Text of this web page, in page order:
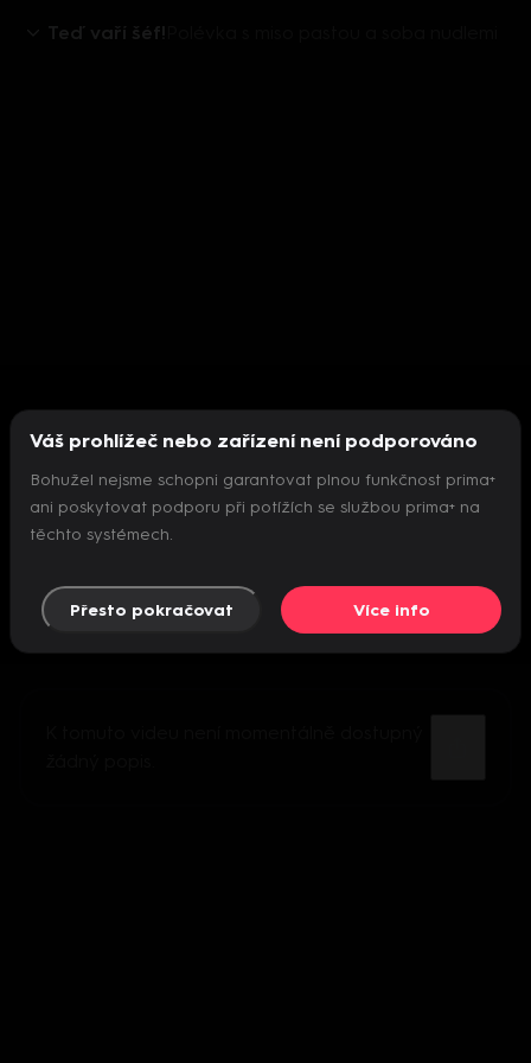
Teď vaří šéf!
Nepodařilo se inicializovat přehrávač
Váš prohlížeč nebo zařízení není podporováno
Bohužel nejsme schopni garantovat plnou funkčnost prima+
ani poskytovat podporu při potížích se službou prima+ na
těchto systémech.
Přesto pokračovat Více info